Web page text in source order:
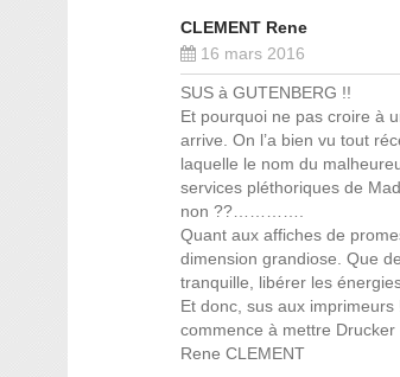
CLEMENT Rene
16 mars 2016
SUS à GUTENBERG !!
Et pourquoi ne pas croire à
arrive. On l’a bien vu tout
laquelle le nom du
services pléthoriques de
non ??………….
Quant aux affiches de
dimension grandiose. Que
tranquille, libérer les
Et donc, sus aux
commence à mettre
Rene CLEMENT